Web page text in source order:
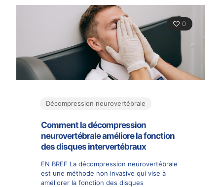
0
Décompression neurovertébrale
Comment la décompression
neurovertébrale améliore la fonction
des disques intervertébraux
EN BREF La décompression neurovertébrale
est une méthode non invasive qui vise à
améliorer la fonction des disques